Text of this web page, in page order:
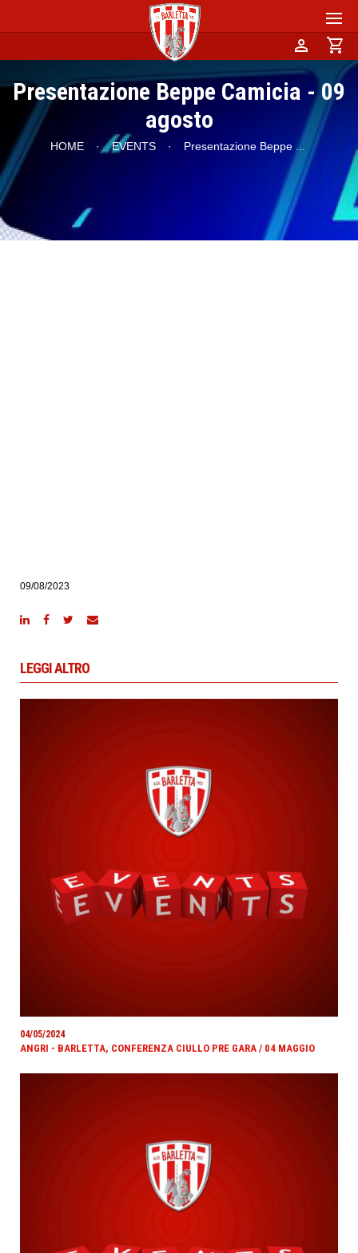
person shopping_cart
Presentazione Beppe Camicia - 09
agosto
HOME · EVENTS · Presentazione Beppe ...
09/08/2023
LEGGI ALTRO
04/05/2024
ANGRI - BARLETTA, CONFERENZA CIULLO PRE GARA / 04 MAGGIO